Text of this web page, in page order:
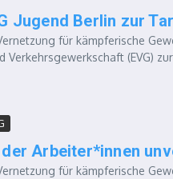
Jugend Berlin zur
für kämpferische
Verkehrsgewerkschaft (EVG)
Arbeiter*innen
für kämpferische